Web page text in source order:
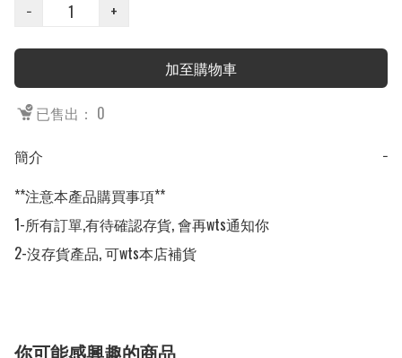
−
+
加至購物車
已售出： 0
簡介
−
**注意本產品購買事項**
1-所有訂單,有待確認存貨, 會再wts通知你
2-沒存貨產品, 可wts本店補貨
你可能感興趣的商品